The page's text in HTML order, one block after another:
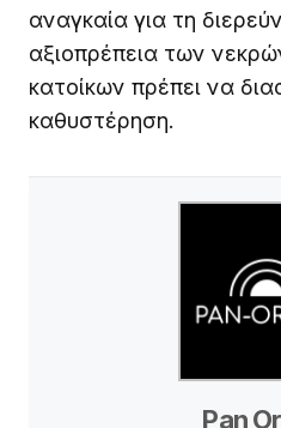
αναγκαία για τη
αξιοπρέπεια των
κατοίκων πρέπει να
καθυστέρηση.
Pan